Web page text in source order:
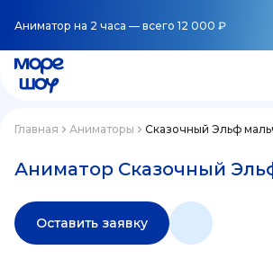
Аниматор на 2 часа — всего 12 000 ₽
Главная Аниматоры Сказочный Эльф
Аниматор Сказочный
Оставить заявку